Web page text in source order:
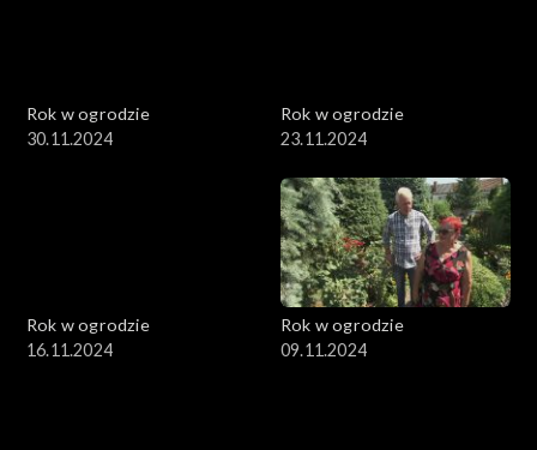
Rok w ogrodzie
30.11.2024
Rok w ogrodzie
23.11.2024
Rok w ogrodzie
16.11.2024
Rok w ogrodzie
09.11.2024